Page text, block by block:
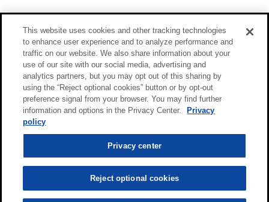
This website uses cookies and other tracking technologies
to enhance user experience and to analyze performance and
traffic on our website. We also share information about your
use of our site with our social media, advertising and
analytics partners, but you may opt out of this sharing by
using the “Reject optional cookies” button or by opt-out
preference signal from your browser. You may find further
information and options in the Privacy Center.
Privacy
policy
Privacy center
Reject optional cookies